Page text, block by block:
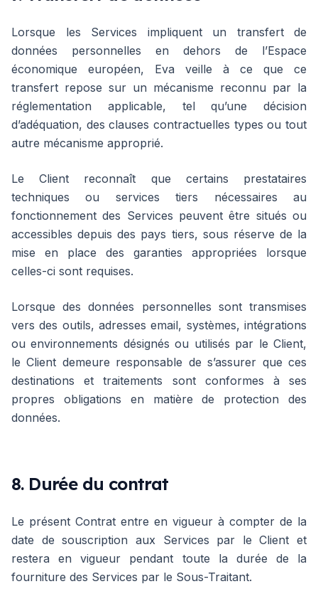
Lorsque les Services impliquent un transfert de
données personnelles en dehors de l’Espace
économique européen, Eva veille à ce que ce
transfert repose sur un mécanisme reconnu par la
réglementation applicable, tel qu’une décision
d’adéquation, des clauses contractuelles types ou tout
autre mécanisme approprié.
Le Client reconnaît que certains prestataires
techniques ou services tiers nécessaires au
fonctionnement des Services peuvent être situés ou
accessibles depuis des pays tiers, sous réserve de la
mise en place des garanties appropriées lorsque
celles-ci sont requises.
Lorsque des données personnelles sont transmises
vers des outils, adresses email, systèmes, intégrations
ou environnements désignés ou utilisés par le Client,
le Client demeure responsable de s’assurer que ces
destinations et traitements sont conformes à ses
propres obligations en matière de protection des
données.
8. Durée du contrat
Le présent Contrat entre en vigueur à compter de la
date de souscription aux Services par le Client et
restera en vigueur pendant toute la durée de la
fourniture des Services par le Sous-Traitant.